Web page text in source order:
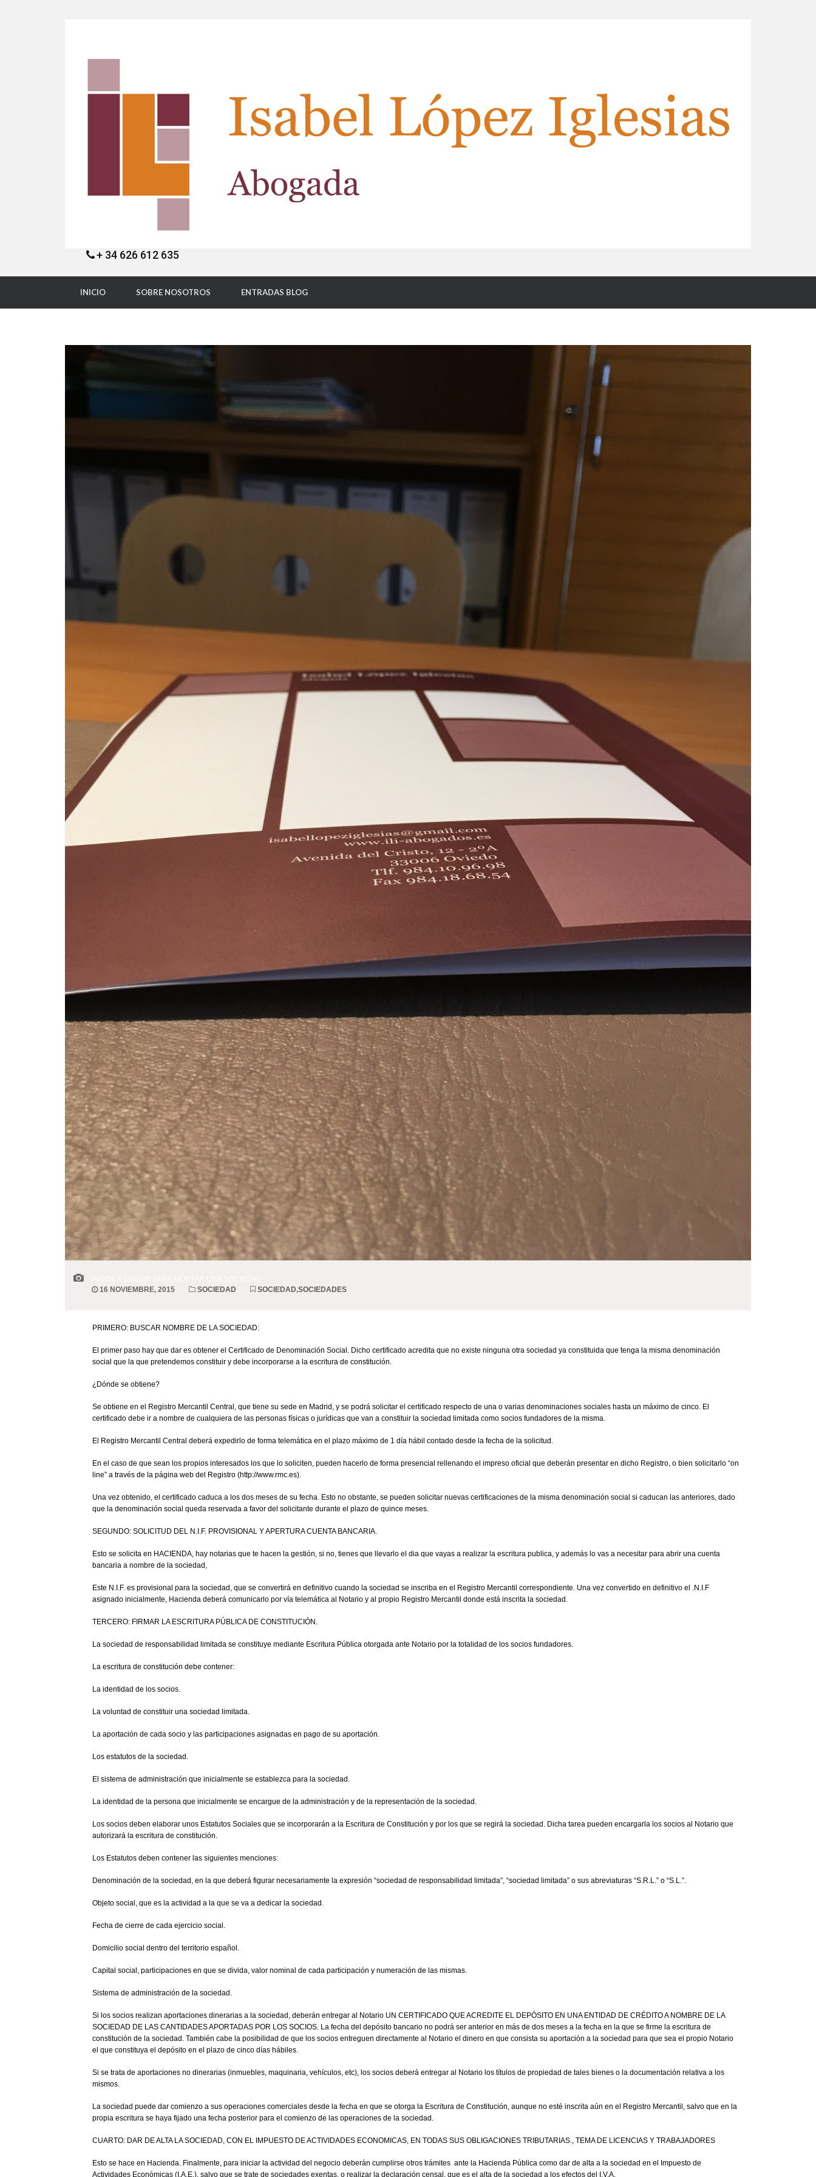
+ 34 626 612 635
INICIO SOBRE NOSOTROS ENTRADAS BLOG
16 NOVIEMBRE, 2015
SOCIEDAD SOCIEDAD,SOCIEDADES
PRIMERO: BUSCAR NOMBRE DE LA SOCIEDAD:
El primer paso hay que dar es obtener el Certificado de Denominación Social. Dicho certificado acredita que no existe ninguna otra sociedad ya constituida que tenga la misma denominación
social que la que pretendemos constituir y debe incorporarse a la escritura de constitución.
¿Dónde se obtiene?
Se obtiene en el Registro Mercantil Central, que tiene su sede en Madrid, y se podrá solicitar el certificado respecto de una o varias denominaciones sociales hasta un máximo de cinco. El
certificado debe ir a nombre de cualquiera de las personas físicas o jurídicas que van a constituir la sociedad limitada como socios fundadores de la misma.
El Registro Mercantil Central deberá expedirlo de forma telemática en el plazo máximo de 1 día hábil contado desde la fecha de la solicitud.
En el caso de que sean los propios interesados los que lo soliciten, pueden hacerlo de forma presencial rellenando el impreso oficial que deberán presentar en dicho Registro, o bien solicitarlo “on
line” a través de la página web del Registro (http://www.rmc.es).
Una vez obtenido, el certificado caduca a los dos meses de su fecha. Esto no obstante, se pueden solicitar nuevas certificaciones de la misma denominación social si caducan las anteriores, dado
que la denominación social queda reservada a favor del solicitante durante el plazo de quince meses.
SEGUNDO: SOLICITUD DEL N.I.F. PROVISIONAL Y APERTURA CUENTA BANCARIA.
Esto se solicita en HACIENDA, hay notarias que te hacen la gestión, si no, tienes que llevarlo el dia que vayas a realizar la escritura publica, y además lo vas a necesitar para abrir una cuenta
bancaria a nombre de la sociedad,
Este N.I.F. es provisional para la sociedad, que se convertirá en definitivo cuando la sociedad se inscriba en el Registro Mercantil correspondiente. Una vez convertido en definitivo el .N.I.F
asignado inicialmente, Hacienda deberá comunicarlo por vía telemática al Notario y al propio Registro Mercantil donde está inscrita la sociedad.
TERCERO: FIRMAR LA ESCRITURA PÚBLICA DE CONSTITUCIÓN.
La sociedad de responsabilidad limitada se constituye mediante Escritura Pública otorgada ante Notario por la totalidad de los socios fundadores.
La escritura de constitución debe contener:
La identidad de los socios.
La voluntad de constituir una sociedad limitada.
La aportación de cada socio y las participaciones asignadas en pago de su aportación.
Los estatutos de la sociedad.
El sistema de administración que inicialmente se establezca para la sociedad.
La identidad de la persona que inicialmente se encargue de la administración y de la representación de la sociedad.
Los socios deben elaborar unos Estatutos Sociales que se incorporarán a la Escritura de Constitución y por los que se regirá la sociedad. Dicha tarea pueden encargarla los socios al Notario que
autorizará la escritura de constitución.
Los Estatutos deben contener las siguientes menciones:
Denominación de la sociedad, en la que deberá figurar necesariamente la expresión “sociedad de responsabilidad limitada”, “sociedad limitada” o sus abreviaturas “S.R.L.” o “S.L.”.
Objeto social, que es la actividad a la que se va a dedicar la sociedad.
Fecha de cierre de cada ejercicio social.
Domicilio social dentro del territorio español.
Capital social, participaciones en que se divida, valor nominal de cada participación y numeración de las mismas.
Sistema de administración de la sociedad.
Si los socios realizan aportaciones dinerarias a la sociedad, deberán entregar al Notario UN CERTIFICADO QUE ACREDITE EL DEPÓSITO EN UNA ENTIDAD DE CRÉDITO A NOMBRE DE LA
SOCIEDAD DE LAS CANTIDADES APORTADAS POR LOS SOCIOS. La fecha del depósito bancario no podrá ser anterior en más de dos meses a la fecha en la que se firme la escritura de
constitución de la sociedad. También cabe la posibilidad de que los socios entreguen directamente al Notario el dinero en que consista su aportación a la sociedad para que sea el propio Notario
el que constituya el depósito en el plazo de cinco días hábiles.
Si se trata de aportaciones no dinerarias (inmuebles, maquinaria, vehículos, etc), los socios deberá entregar al Notario los títulos de propiedad de tales bienes o la documentación relativa a los
mismos.
La sociedad puede dar comienzo a sus operaciones comerciales desde la fecha en que se otorga la Escritura de Constitución, aunque no esté inscrita aún en el Registro Mercantil, salvo que en la
propia escritura se haya fijado una fecha posterior para el comienzo de las operaciones de la sociedad.
CUARTO: DAR DE ALTA LA SOCIEDAD, CON EL IMPUESTO DE ACTIVIDADES ECONOMICAS, EN TODAS SUS OBLIGACIONES TRIBUTARIAS., TEMA DE LICENCIAS Y TRABAJADORES
Esto se hace en Hacienda. Finalmente, para iniciar la actividad del negocio deberán cumplirse otros trámites ante la Hacienda Pública como dar de alta a la sociedad en el Impuesto de
Actividades Económicas (I.A.E.), salvo que se trate de sociedades exentas, o realizar la declaración censal, que es el alta de la sociedad a los efectos del I.V.A.